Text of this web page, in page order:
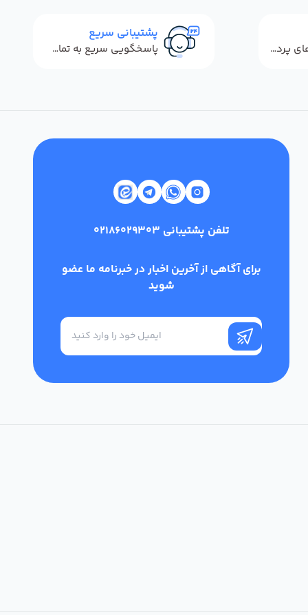
استفاده از روش‌های پرداخت امن
پشتیبانی سریع
پاسخگویی سریع به تماس‌ها و پیام‌ها
تلفن پشتیبانی 02186029303
برای آگاهی از آخرین اخبار در خبرنامه ما عضو
شوید